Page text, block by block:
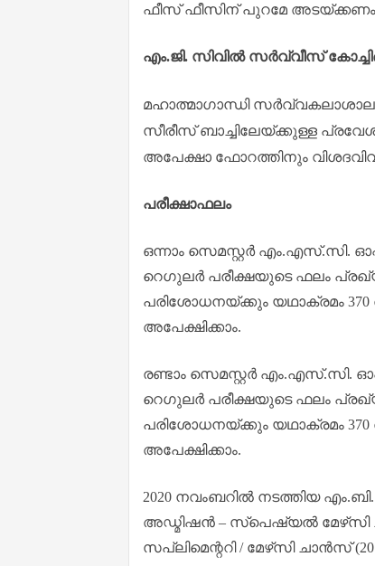
ഫീസ് ഫീസിന് പുറമേ
എം.ജി. സിവിൽ സർവ്വീസ്
മഹാത്മാഗാന്ധി സർവ്വകലാശാല
സീരീസ് ബാച്ചിലേയ്ക്കുള്ള
അപേക്ഷാ ഫോറത്തിനും
പരീക്ഷാഫലം
ഒന്നാം സെമസ്റ്റർ എം.എസ്.സി.
റെഗുലർ പരീക്ഷയുടെ ഫലം
പരിശോധനയ്ക്കും യഥാക്രമം 370
അപേക്ഷിക്കാം.
രണ്ടാം സെമസ്റ്റർ എം.എസ്.സി.
റെഗുലർ പരീക്ഷയുടെ ഫലം
പരിശോധനയ്ക്കും യഥാക്രമം 370
അപേക്ഷിക്കാം.
2020 നവംബറിൽ നടത്തിയ
അഡ്മിഷൻ – സ്‌പെഷ്യൽ മേഴ്‌സി
സപ്ലിമെന്ററി / മേഴ്‌സി ചാൻസ്